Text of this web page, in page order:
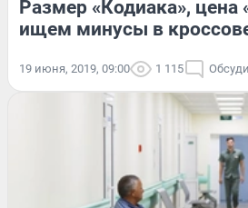
Размер «Кодиака», цена
ищем минусы в
19 июня, 2019, 09:00 1 115